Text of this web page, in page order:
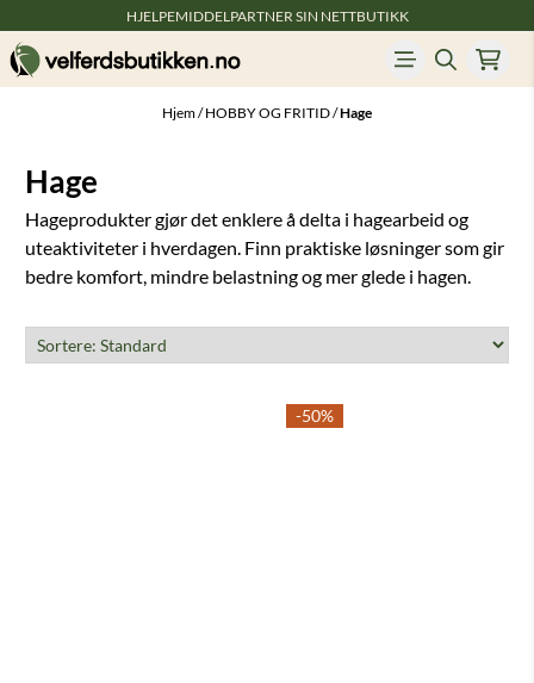
Hopp til innholdHJELPEMIDDELPARTNER SIN NETTBUTIKK
Hjem/HOBBY OG FRITID/Hage
Hage
Hageprodukter gjør det enklere å delta i hagearbeid og
uteaktiviteter i hverdagen. Finn praktiske løsninger som gir
bedre komfort, mindre belastning og mer glede i hagen.
-50%